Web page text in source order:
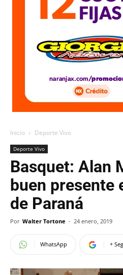
Inicio Deporte Vivo
Deporte Vivo
Basquet: Alan
buen presente
de Paraná
Por Walter Tortone - 24 enero, 2019
WhatsApp +